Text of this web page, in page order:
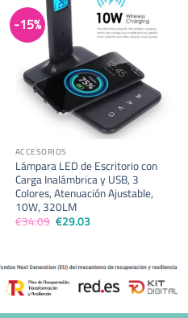
-15%
ACCESORIOS
Lámpara LED de Escritorio con
Carga Inalámbrica y USB, 3
Colores, Atenuación Ajustable,
10W, 320LM
€34.09 El
precio
€34.09.
€29.03Elprecio
€29.03.